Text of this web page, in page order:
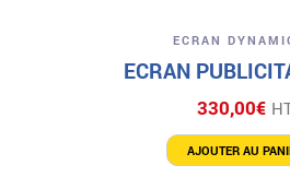
ECRAN
ECRAN
330,00€
AJOUTER AU